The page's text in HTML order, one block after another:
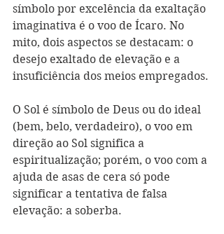
símbolo por excelência da exaltação
imaginativa é o voo de Ícaro. No
mito, dois aspectos se destacam: o
desejo exaltado de elevação e a
insuficiência dos meios empregados.
O Sol é símbolo de Deus ou do ideal
(bem, belo, verdadeiro), o voo em
direção ao Sol significa a
espiritualização; porém, o voo com a
ajuda de asas de cera só pode
significar a tentativa de falsa
elevação: a soberba.